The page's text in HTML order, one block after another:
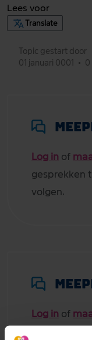
Lees voor
Translate
Topic gestart door
01 januari 0001
• 0
Log in of
gesprekken
volgen.
Log in of